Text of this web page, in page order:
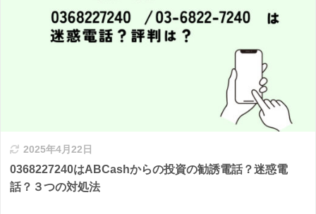
2025年4月22日
0368227240はABCashからの投資の勧誘電話？迷惑電
話？３つの対処法